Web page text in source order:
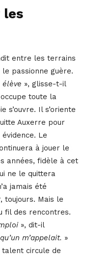
les
entre les terrains
passionne guère.
élève », glisse-t-il
toute la
s’ouvre. Il s’oriente
Auxerre pour
Le
à jouer le
années, fidèle à cet
ne le quittera
jamais été
toujours. Mais le
fil des rencontres.
», dit-il
m’appelait. »
talent circule de